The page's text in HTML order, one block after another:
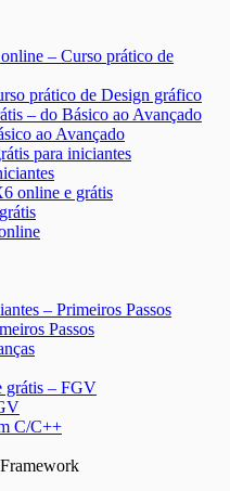
prático de Design gráfico
ao Avançado
Passos